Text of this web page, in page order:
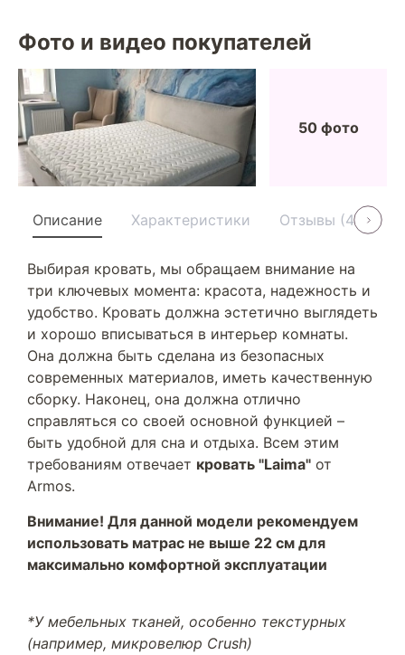
Фото и видео покупателей
50 фото
Описание Характеристики Отзывы (40)
Выбирая кровать, мы обращаем внимание на
три ключевых момента: красота, надежность и
удобство. Кровать должна эстетично выглядеть
и хорошо вписываться в интерьер комнаты.
Она должна быть сделана из безопасных
современных материалов, иметь качественную
сборку. Наконец, она должна отлично
справляться со своей основной функцией –
быть удобной для сна и отдыха. Всем этим
требованиям отвечает кровать "Laima" от
Armos.
Внимание! Для данной модели рекомендуем
использовать матрас не выше 22 см для
максимально комфортной эксплуатации
*У мебельных тканей, особенно текстурных
(например, микровелюр Crush)